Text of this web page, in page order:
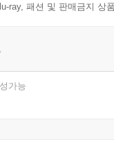
ray, 패션 및 판매금지 상
가능